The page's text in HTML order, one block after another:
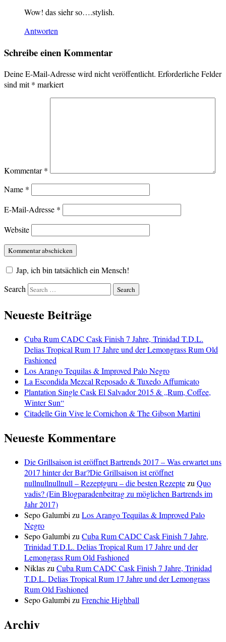
Wow! das siehr so….stylish.
Antworten
Schreibe einen Kommentar
Deine E-Mail-Adresse wird nicht veröffentlicht. Erforderliche Felder
sind mit* markiert
Kommentar*
Name *
E-Mail-Adresse *
Website
Jap, ich bin tatsächlich ein Mensch!
Search
Neueste Beiträge
Cuba Rum CADC Cask Finish 7 Jahre, Trinidad T.D.L.
Delias Tropical Rum 17 Jahre und der Lemongrass Rum Old
Fashioned
Los Arango Tequilas & Improved Palo Negro
La Escondida Mezcal Reposado & Tuxedo Affumicato
Plantation Single Cask El Salvador 2015 & „Rum, Coffee,
Winter Sun“
Citadelle Gin Vive le Cornichon & The Gibson Martini
Neueste Kommentare
Die Grillsaison ist eröffnet Bartrends 2017 – Was erwartet uns
2017 hinter der Bar?Die Grillsaison ist eröffnet
nullnullnullnull – Rezeptguru – die besten Rezeptezu Quo
vadis? (Ein Blogparadenbeitrag zu möglichen Bartrends im
Jahr 2017)
Sepo Galumbi zu Los Arango Tequilas & Improved Palo
Negro
Sepo Galumbi zu Cuba Rum CADC Cask Finish 7 Jahre,
Trinidad T.D.L. Delias Tropical Rum 17 Jahre und der
Lemongrass Rum Old Fashioned
Niklaszu Cuba Rum CADC Cask Finish 7 Jahre, Trinidad
T.D.L. Delias Tropical Rum 17 Jahre und der Lemongrass
Rum Old Fashioned
Sepo Galumbi zu Frenchie Highball
Archiv